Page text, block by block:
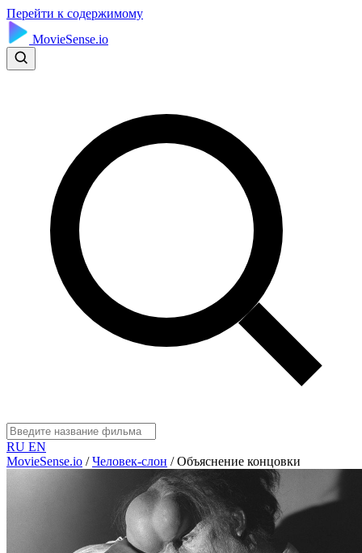
Перейти к содержимому
MovieSense.io
RU EN
MovieSense.io / Человек-слон / Объяснение концовки